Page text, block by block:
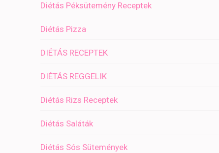
Diétás Péksütemény Receptek
Diétás Pizza
DIÉTÁS RECEPTEK
DIÉTÁS REGGELIK
Diétás Rizs Receptek
Diétás Saláták
Diétás Sós Sütemények